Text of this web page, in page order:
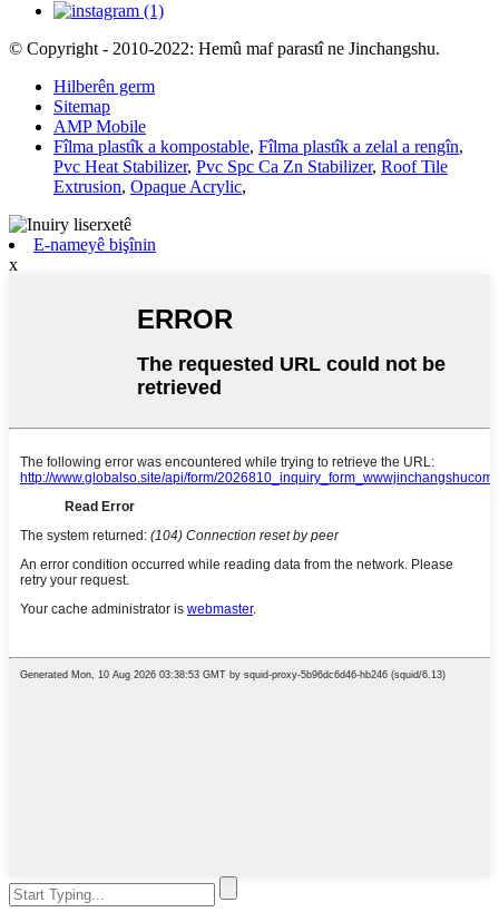
© Copyright - 2010-2022: Hemû maf parastî ne Jinchangshu.
Hilberên germ
Sitemap
AMP Mobile
Fîlma plastîk a kompostable, Fîlma plastîk a zelal a rengîn,
Pvc Heat Stabilizer, Pvc Spc Ca Zn Stabilizer, Roof Tile
Extrusion, Opaque Acrylic,
E-nameyê bişînin
x